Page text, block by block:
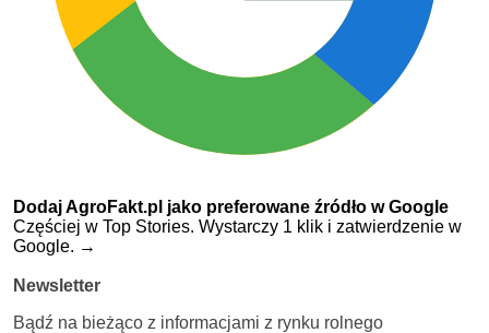
Dodaj AgroFakt.pl jako preferowane źródło w Google
Częściej w Top Stories. Wystarczy 1 klik i zatwierdzenie w
Google. →
Newsletter
Bądź na bieżąco z informacjami z rynku rolnego